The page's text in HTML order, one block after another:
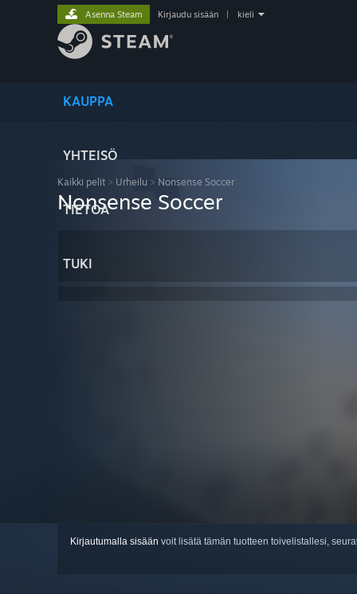
KAUPPA
YHTEISÖ
TIETOA
TUKI
Asenna Steam Kirjaudu sisään kieli
Kaikki pelit > Urheilu > Nonsense Soccer
Nonsense Soccer
Kirjautumalla sisään voit lisätä tämän tuotteen toivelistallesi,